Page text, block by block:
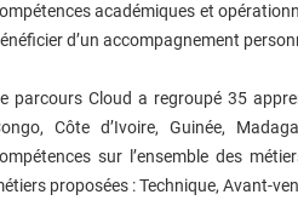
académiques et
d’un accompagnement
parcours Cloud a regroupé 35
Côte d’Ivoire, Guinée,
sur l’ensemble des
proposées : Technique, Avant-